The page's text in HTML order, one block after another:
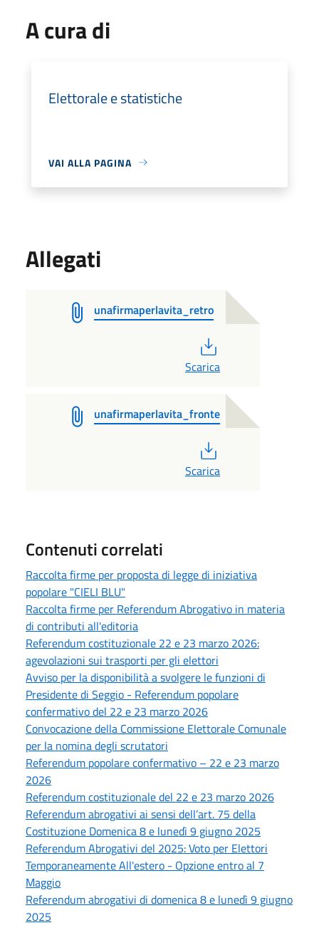
A cura di
Elettorale e statistiche
VAI ALLA PAGINA
Allegati
unafirmaperlavita_retro
Scarica
unafirmaperlavita_fronte
Scarica
Contenuti correlati
Raccolta firme per proposta di legge di iniziativa
popolare "CIELI BLU"
Raccolta firme per Referendum Abrogativo in materia
di contributi all'editoria
Referendum costituzionale 22 e 23 marzo 2026:
agevolazioni sui trasporti per gli elettori
Avviso per la disponibilità a svolgere le funzioni di
Presidente di Seggio - Referendum popolare
confermativo del 22 e 23 marzo 2026
Convocazione della Commissione Elettorale Comunale
per la nomina degli scrutatori
Referendum popolare confermativo – 22 e 23 marzo
2026
Referendum costituzionale del 22 e 23 marzo 2026
Referendum abrogativi ai sensi dell’art. 75 della
Costituzione Domenica 8 e lunedì 9 giugno 2025
Referendum Abrogativi del 2025: Voto per Elettori
Temporaneamente All'estero - Opzione entro al 7
Maggio
Referendum abrogativi di domenica 8 e lunedì 9 giugno
2025